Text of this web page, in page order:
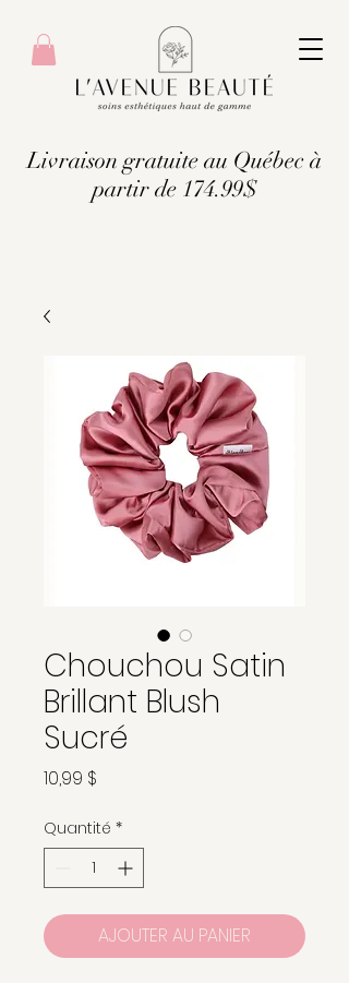
Livraison gratuite au Québec à
partir de 174.99$
Chouchou Satin
Brillant Blush
Sucré
10,99 $
Quantité *
AJOUTER AU PANIER